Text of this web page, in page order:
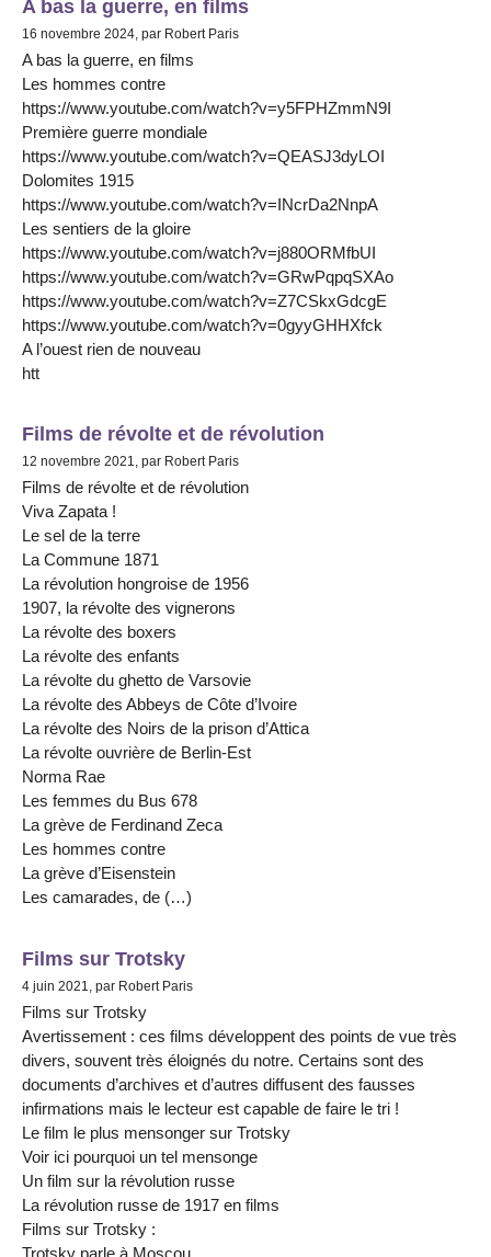
A bas la guerre, en films
16 novembre 2024, par Robert Paris
A bas la guerre, en films
Les hommes contre
https://www.youtube.com/watch?v=y5FPHZmmN9I
Première guerre mondiale
https://www.youtube.com/watch?v=QEASJ3dyLOI
Dolomites 1915
https://www.youtube.com/watch?v=INcrDa2NnpA
Les sentiers de la gloire
https://www.youtube.com/watch?v=j880ORMfbUI
https://www.youtube.com/watch?v=GRwPqpqSXAo
https://www.youtube.com/watch?v=Z7CSkxGdcgE
https://www.youtube.com/watch?v=0gyyGHHXfck
A l’ouest rien de nouveau
htt
Films de révolte et de révolution
12 novembre 2021, par Robert Paris
Films de révolte et de révolution
Viva Zapata !
Le sel de la terre
La Commune 1871
La révolution hongroise de 1956
1907, la révolte des vignerons
La révolte des boxers
La révolte des enfants
La révolte du ghetto de Varsovie
La révolte des Abbeys de Côte d’Ivoire
La révolte des Noirs de la prison d’Attica
La révolte ouvrière de Berlin-Est
Norma Rae
Les femmes du Bus 678
La grève de Ferdinand Zeca
Les hommes contre
La grève d’Eisenstein
Les camarades, de (…)
Films sur Trotsky
4 juin 2021, par Robert Paris
Films sur Trotsky
Avertissement : ces films développent des points de vue très
divers, souvent très éloignés du notre. Certains sont des
documents d’archives et d’autres diffusent des fausses
infirmations mais le lecteur est capable de faire le tri !
Le film le plus mensonger sur Trotsky
Voir ici pourquoi un tel mensonge
Un film sur la révolution russe
La révolution russe de 1917 en films
Films sur Trotsky :
Trotsky parle à Moscou